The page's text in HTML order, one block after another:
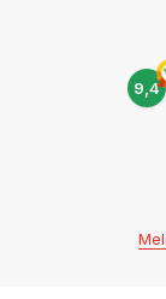
9,4